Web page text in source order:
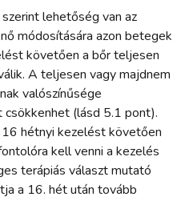
lehetőség van az
módosítására azon betegek
követően a bőr teljesen
A teljesen vagy majdnem
valószínűsége
(lásd 5.1 pont).
hétnyi kezelést követően
kell venni a kezelés
terápiás választ mutató
a 16. hét után tovább